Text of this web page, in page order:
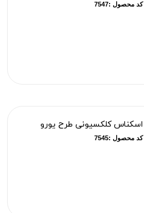
کد محصول :7547
اسکناس کلکسیونی طرح یورو
کد محصول :7545